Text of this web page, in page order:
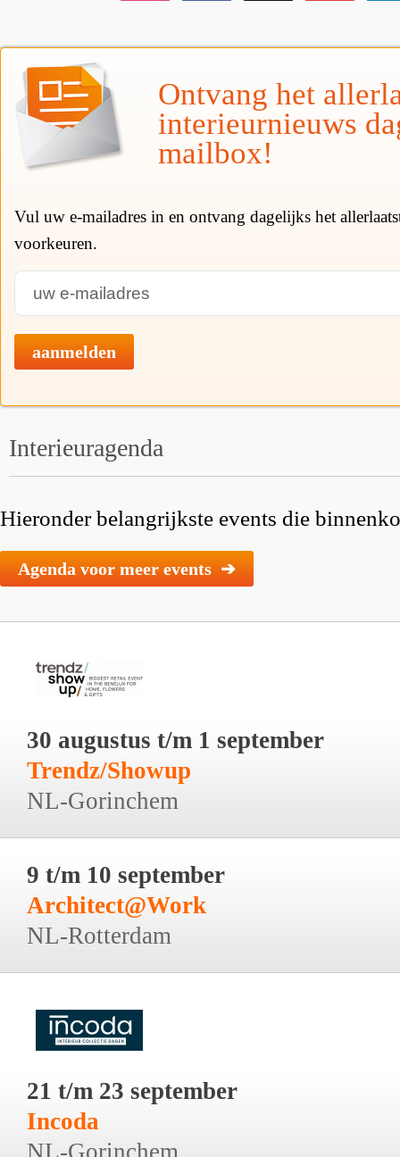
Ontvang het
interieurnieuws
mailbox!
Vul uw e-mailadres in en ontvang dagelijks het
voorkeuren.
aanmelden
Interieuragenda
Hieronder belangrijkste events die
Agenda voor meer events ➔
30 augustus t/m 1 september
Trendz/Showup
NL-Gorinchem
9 t/m 10 september
Architect@Work
NL-Rotterdam
21 t/m 23 september
Incoda
NL-Gorinchem